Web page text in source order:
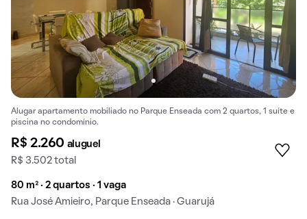
Alugar apartamento mobiliado no Parque Enseada com 2 quartos, 1 suíte e
piscina no condomínio.
R$ 2.260 aluguel
R$ 3.502 total
80 m² · 2 quartos · 1 vaga
Rua José Amieiro, Parque Enseada · Guarujá